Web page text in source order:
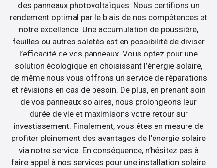
des panneaux photovoltaïques. Nous certifions un
rendement optimal par le biais de nos compétences et
notre excellence. Une accumulation de poussière,
feuilles ou autres saletés est en possibilité de diviser
l’efficacité de vos panneaux. Vous optez pour une
solution écologique en choisissant l’énergie solaire,
de même nous vous offrons un service de réparations
et révisions en cas de besoin. De plus, en prenant soin
de vos panneaux solaires, nous prolongeons leur
durée de vie et maximisons votre retour sur
investissement. Finalement, vous êtes en mesure de
profiter pleinement des avantages de l’énergie solaire
via notre service. En conséquence, n’hésitez pas à
faire appel à nos services pour une installation solaire